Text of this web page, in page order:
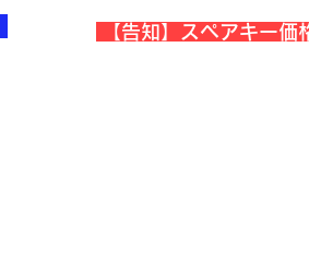
【告知】スペアキー